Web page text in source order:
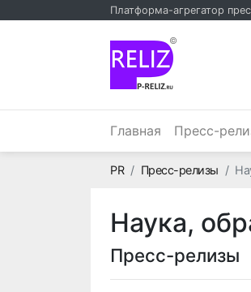
Платформа-агрегатор
©
Главная Пресс-
PRГлавная
Пресс-релизы
Наука,
Пресс-релизы